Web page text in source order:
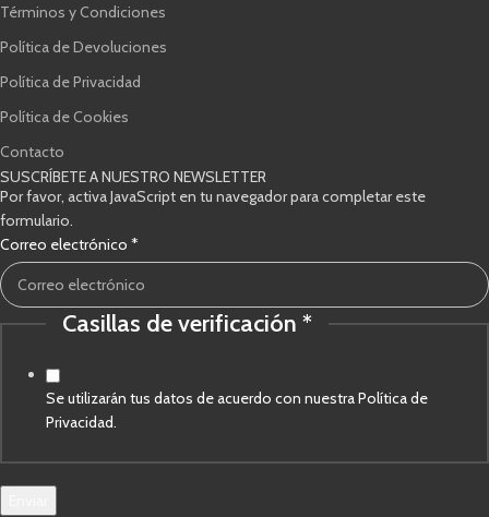
Términos y Condiciones
Política de Devoluciones
Política de Privacidad
Política de Cookies
Contacto
SUSCRÍBETE A NUESTRO NEWSLETTER
Por favor, activa JavaScript en tu navegador para completar este
formulario.
Correo
de
Casillas
Correo electrónico *
Casillas de verificación *
Se utilizarán tus datos de acuerdo con nuestra Política de
Privacidad.